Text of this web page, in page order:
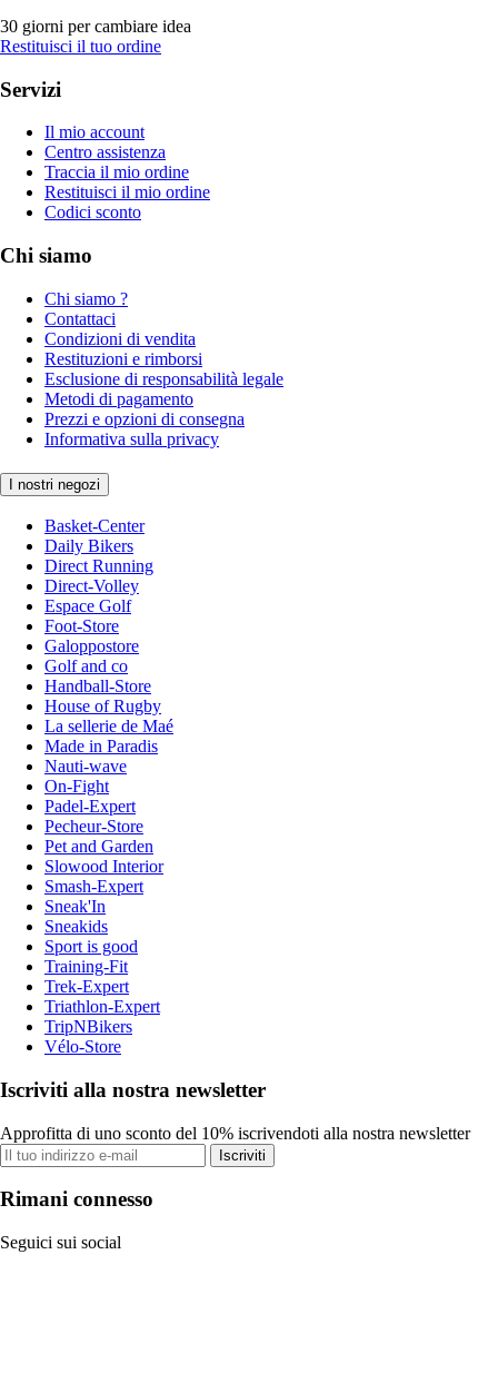
30 giorni per cambiare idea
Restituisci il tuo ordine
Servizi
Il mio account
Centro assistenza
Traccia il mio ordine
Restituisci il mio ordine
Codici sconto
Chi siamo
Chi siamo ?
Contattaci
Condizioni di vendita
Restituzioni e rimborsi
Esclusione di responsabilità legale
Metodi di pagamento
Prezzi e opzioni di consegna
Informativa sulla privacy
I nostri negozi
Basket-Center
Daily Bikers
Direct Running
Direct-Volley
Espace Golf
Foot-Store
Galoppostore
Golf and co
Handball-Store
House of Rugby
La sellerie de Maé
Made in Paradis
Nauti-wave
On-Fight
Padel-Expert
Pecheur-Store
Pet and Garden
Slowood Interior
Smash-Expert
Sneak'In
Sneakids
Sport is good
Training-Fit
Trek-Expert
Triathlon-Expert
TripNBikers
Vélo-Store
Iscriviti alla nostra newsletter
Approfitta di uno sconto del 10% iscrivendoti alla nostra newsletter
Iscriviti
Rimani connesso
Seguici sui social